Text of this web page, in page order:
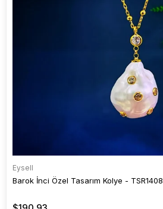
Eysell
Barok İnci Özel Tasarım Kolye - TSR1408